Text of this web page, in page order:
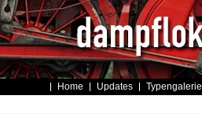
Home Updates Typengalerie